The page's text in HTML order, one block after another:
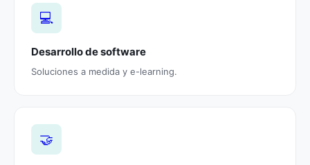
💻
Desarrollo de software
Soluciones a medida y e-learning.
🤝